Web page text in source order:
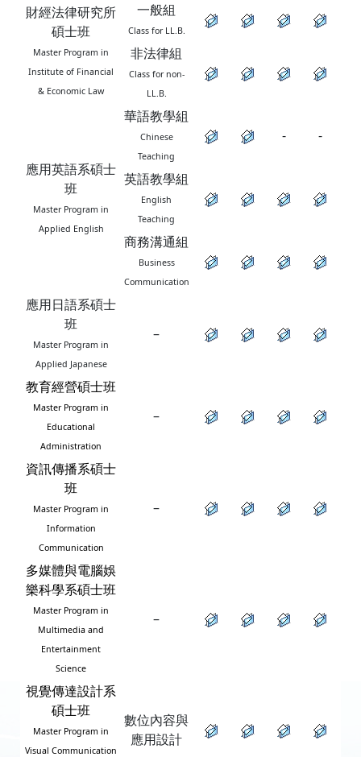
財經法律研究所
碩士班
Master Program in
Institute of Financial
& Economic Law
一般組
Class for LL.B.
非法律組
Class for non-
LL.B.
應用英語系碩士
班
Master Program in
Applied English
華語教學組
Chinese
Teaching
- -
英語教學組
English
Teaching
商務溝通組
Business
Communication
應用日語系碩士
班
Master Program in
Applied Japanese
–
教育經營碩士班
Master Program in
Educational
Administration
–
資訊傳播系碩士
班
Master Program in
Information
Communication
–
多媒體與電腦娛
樂科學系碩士班
Master Program in
Multimedia and
Entertainment
Science
–
視覺傳達設計系
碩士班
Master Program in
Visual Communication
數位內容與
應用設計